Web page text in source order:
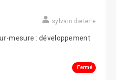
sylvain dieterle
mesure : développement
Fermé